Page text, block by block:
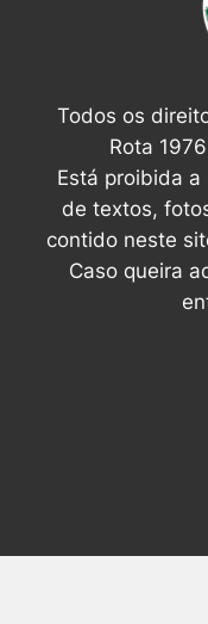
Todos os
Rota
Está proibida
de textos,
contido neste
Caso queira